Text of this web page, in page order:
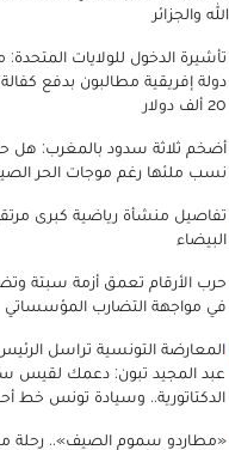
الله والجزائر
دولة إفريقية مطالبون بدفع
20 ألف دولار
أضخم ثلاثة سدود بالمغرب: هل
نسب ملئها رغم موجات الحر
تفاصيل منشأة رياضية كبرى
البيضاء
حرب الأرقام تعمق أزمة سبتة
في مواجهة التضارب المؤسساتي
المعارضة التونسية تراسل
عبد المجيد تبون: دعمك لقيس
الدكتاتورية.. وسيادة تونس خط
«مطارِدو سموم الصيف».. رحلة